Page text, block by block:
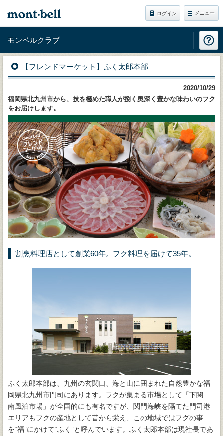
ログイン メニュー
モンベルクラブ
【フレンドマーケット】ふく太郎本部
2020/10/29
福岡県北九州市から、技を極めた職人が捌く奥深く豊かな味わいのフク
をお届けします。
割烹料理店として創業60年。フク料理を届けて35年。
ふく太郎本部は、九州の玄関口、海と山に囲まれた自然豊かな福
岡県北九州市門司にあります。フクが集まる市場として「下関
南風泊市場」が全国的にも有名ですが、関門海峡を隔てた門司港
エリアもフクの産地として昔から栄え、この地域ではフグの事
を“福”にかけて“ふく”と呼んでいます。ふく太郎本部は現社長であ